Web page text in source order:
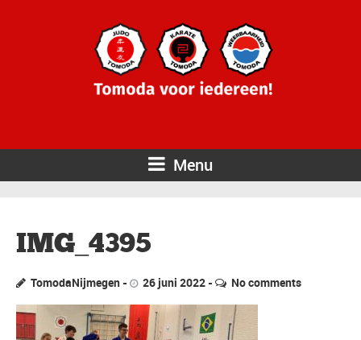
Menu
IMG_4395
TomodaNijmegen 26 juni 2022 No comments